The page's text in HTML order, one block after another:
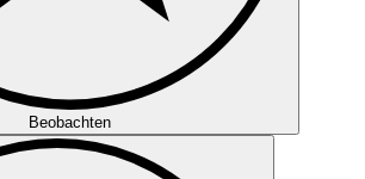
Beobachten